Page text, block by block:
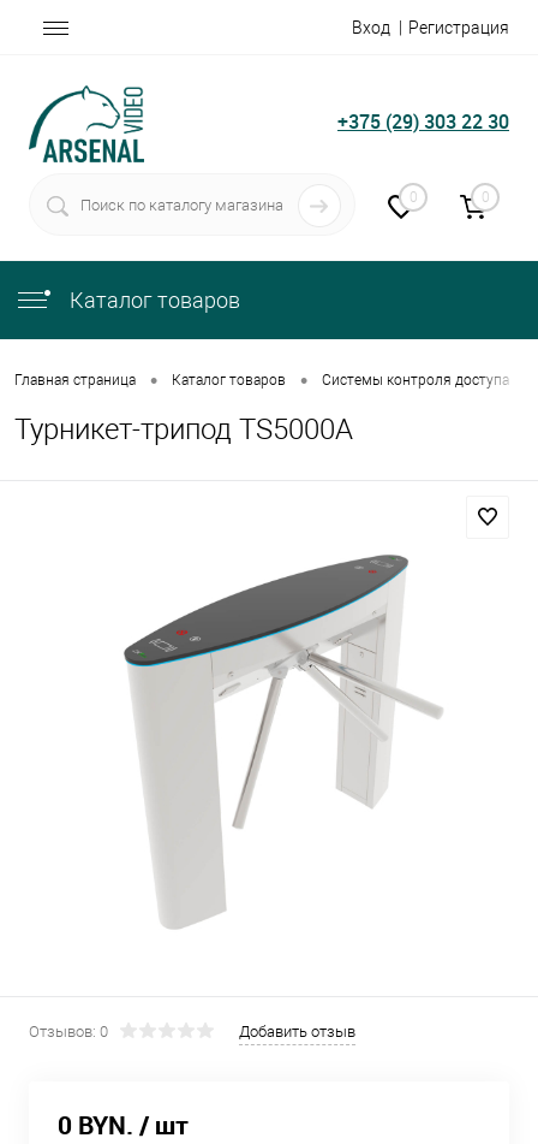
Вход Регистрация
+375 (29) 303 22 30
0 0
Каталог товаров
Главная страница • Каталог товаров • Системы контроля доступа
Турникет-трипод TS5000A
Отзывов: 0 Добавить отзыв
0 BYN. / шт